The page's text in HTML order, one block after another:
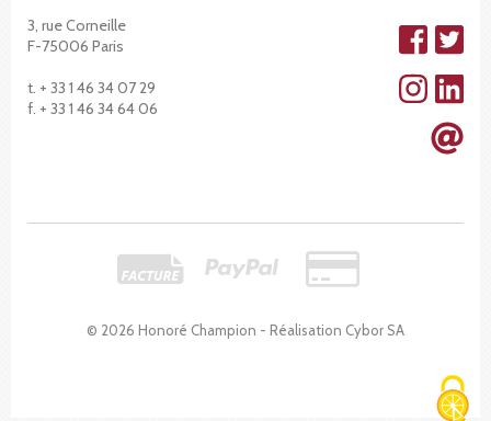
© 2026 Honoré Champion - Réalisation Cybor SA
3, rue Corneille
F-75006 Paris
t. + 33 1 46 34 07 29
f. + 33 1 46 34 64 06